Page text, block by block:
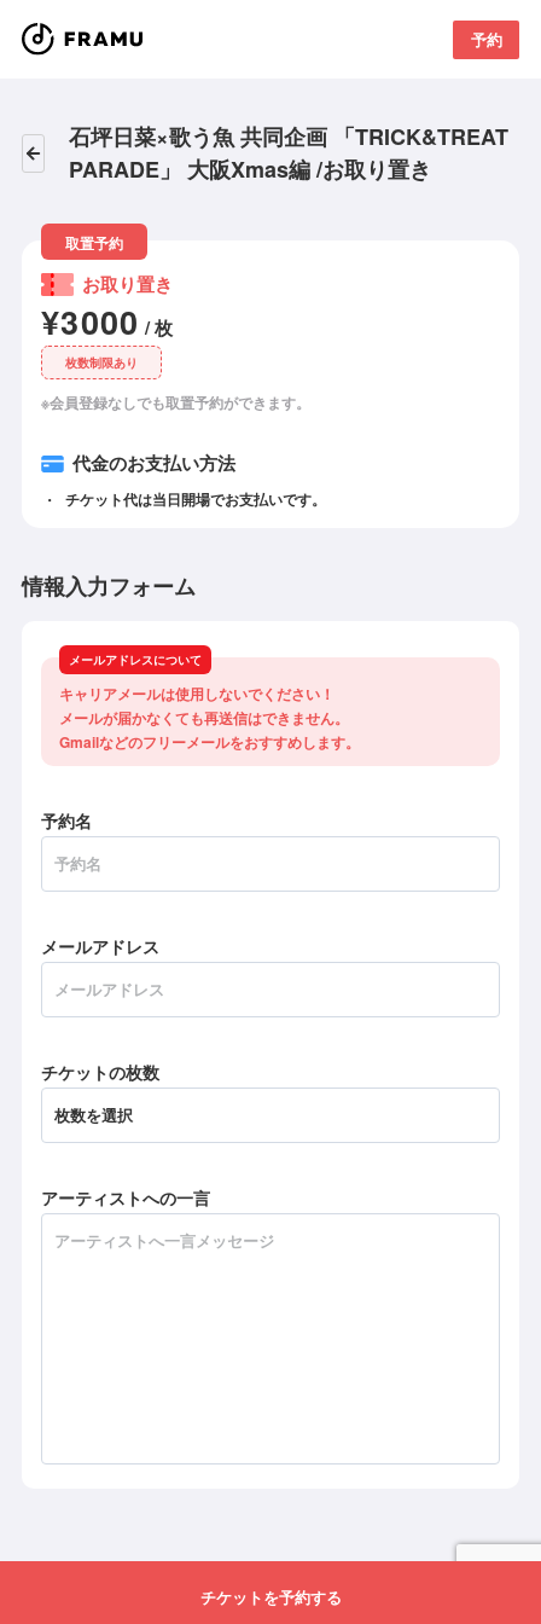
予約
チケットを予約する
石坪日菜×歌う魚 共同企画 「TRICK&TREAT
PARADE」 大阪Xmas編 /お取り置き
取置予約
お取り置き
¥3000 / 枚
枚数制限あり
※会員登録なしでも取置予約ができます。
代金のお支払い方法
チケット代は当日開場でお支払いです。
情報入力フォーム
メールアドレスについて
キャリアメールは使用しないでください！
メールが届かなくても再送信はできません。
Gmailなどのフリーメールをおすすめします。
予約名
メールアドレス
チケットの枚数
アーティストへの一言